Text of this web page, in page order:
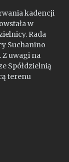
kadencji
w
Rada
Suchanino
Z uwagi na
Spółdzielnią
terenu